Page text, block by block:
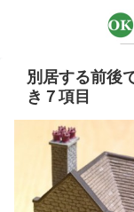
別居する前後
き７項目